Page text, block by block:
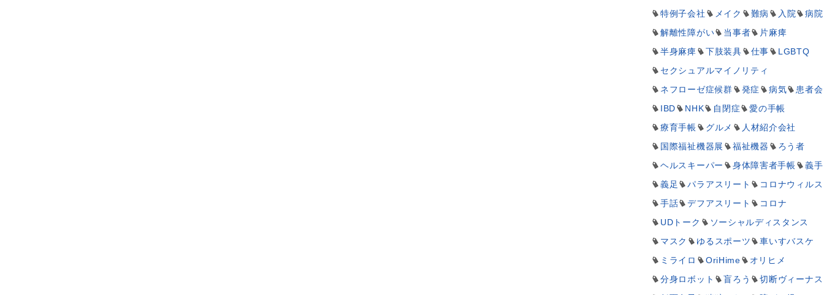
特例子会社
メイク 難病 入院
病院
解離性障がい
当事者
片麻痺
半身麻痺
下肢装具 仕事
LGBTQ
セクシュアルマイノリティ
ネフローゼ症候群
発症 病気
患者会
IBD
NHK 自閉症
愛の手帳
療育手帳
グルメ
人材紹介会社
国際福祉機器展
福祉機器
ろう者
ヘルスキーパー
身体障害者手帳
義手
義足
パラアスリート
コロナウィルス
手話
デフアスリート
コロナ
UDトーク
ソーシャルディスタンス
マスク
ゆるスポーツ
車いすバスケ
ミライロ
OriHime
オリヒメ
分身ロボット
盲ろう
切断ヴィーナス